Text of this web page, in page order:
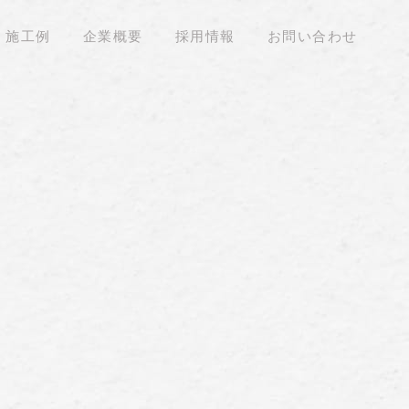
施工例 企業概要 採用情報 お問い合わせ